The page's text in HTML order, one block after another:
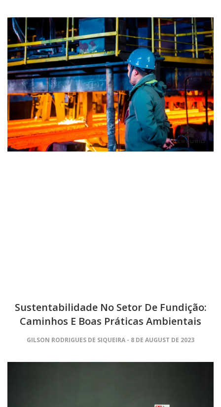
Sustentabilidade No Setor De Fundição:
Caminhos E Boas Práticas Ambientais
GILSON RODRIGUES DE SIQUEIRA 8 DE AUGUST DE 2023